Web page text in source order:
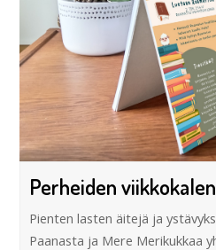
Perheiden
Pienten lasten äitejä ja
Paanasta ja Mere Merikukkaa